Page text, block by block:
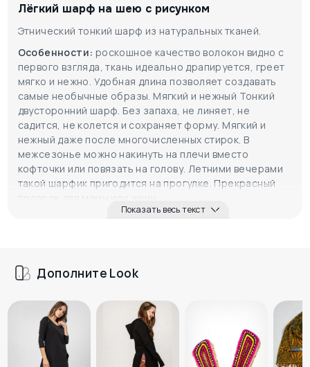
Лёгкий шарф на шею с рисунком
Этнический тонкий шарф из натуральных тканей.
Особенности: роскошное качество волокон видно с
первого взгляда, ткань идеально драпируется, греет
мягко и нежно. Удобная длина позволяет создавать
самые необычные образы. Мягкий и нежный Тонкий
двусторонний шарф. Без запаха, не линяет, не
садится, не колется и сохраняет форму. Мягкий и
нежный даже после многочисленных стирок. В
межсезонье можно накинуть на плечи вместо
кофточки или повязать на голову. Летними вечерами
такой шарфик пригодится на прогулке. Прекрасный
Параметры:
Показать весь текст
Дополните Look